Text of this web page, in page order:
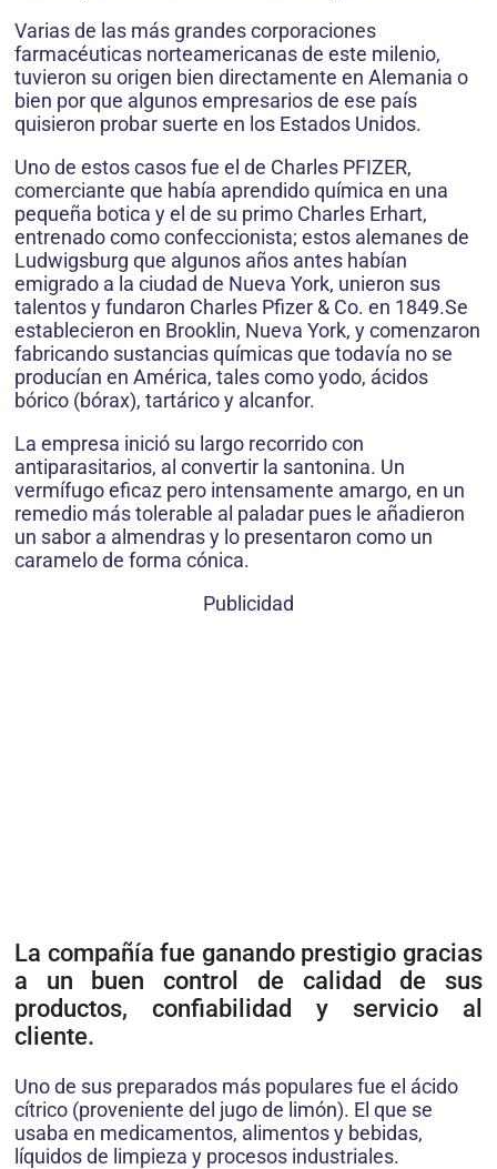
Varias de las más grandes corporaciones
farmacéuticas norteamericanas de este milenio,
tuvieron su origen bien directamente en Alemania o
bien por que algunos empresarios de ese país
quisieron probar suerte en los Estados Unidos.
Uno de estos casos fue el de Charles PFIZER,
comerciante que había aprendido química en una
pequeña botica y el de su primo Charles Erhart,
entrenado como confeccionista; estos alemanes de
Ludwigsburg que algunos años antes habían
emigrado a la ciudad de Nueva York, unieron sus
talentos y fundaron Charles Pfizer & Co. en 1849.Se
establecieron en Brooklin, Nueva York, y comenzaron
fabricando sustancias químicas que todavía no se
producían en América, tales como yodo, ácidos
bórico (bórax), tartárico y alcanfor.
La empresa inició su largo recorrido con
antiparasitarios, al convertir la santonina. Un
vermífugo eficaz pero intensamente amargo, en un
remedio más tolerable al paladar pues le añadieron
un sabor a almendras y lo presentaron como un
caramelo de forma cónica.
Publicidad
La compañía fue ganando prestigio gracias
a un buen control de calidad de sus
productos, confiabilidad y servicio al
cliente.
Uno de sus preparados más populares fue el ácido
cítrico (proveniente del jugo de limón). El que se
usaba en medicamentos, alimentos y bebidas,
líquidos de limpieza y procesos industriales.